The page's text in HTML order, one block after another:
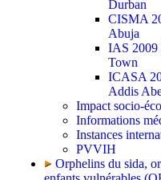
Durban
CISMA
Abuja
IAS 2009
Town
ICASA
Addis
Impact socio-
Informations
Instances
PVVIH
Orphelins du sida,